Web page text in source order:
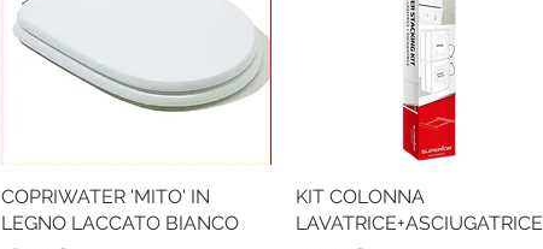
Vista rapida
COPRIWATER 'MITO' IN
LEGNO LACCATO BIANCO
Vista rapida
KIT COLONNA
LAVATRICE+ASCIUGATRICE